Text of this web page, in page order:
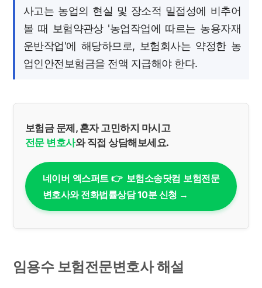
사고는 농업의 현실 및 장소적 밀접성에 비추어
볼 때 보험약관상 '농업작업에 따르는 농용자재
운반작업'에 해당하므로, 보험회사는 약정한 농
업인안전보험금을 전액 지급해야 한다.
보험금 문제, 혼자 고민하지 마시고
전문 변호사와 직접 상담해보세요.
네이버 엑스퍼트 👉 보험소송닷컴 보험전문
변호사와 전화법률상담 10분 신청 →
임용수 보험전문변호사 해설